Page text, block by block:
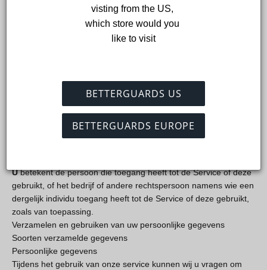
Service uit te voeren of het Bedrijf te helpen bij het analyseren
van het gebruik van de Service.
de Service-infrastructuur zelf (bijvoorbeeld de duur van een
verwijst naar BETTERGUARDS, toegankelijk via
https://betterguards.de
Ubetekent de persoon die toegang heeft tot de Service of deze
gebruikt, of het bedrijf of andere rechtspersoon namens wie een
dergelijk individu toegang heeft tot de Service of deze gebruikt,
zoals van toepassing.
Verzamelen en gebruiken van uw persoonlijke gegevens
Soorten verzamelde gegevens
Persoonlijke gegevens
Tijdens het gebruik van onze service kunnen wij u vragen om
visting from the US,
which store would you
like to visit
BETTERGUARDS US
BETTERGUARDS EUROPE